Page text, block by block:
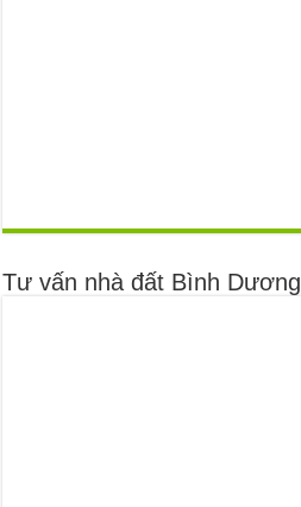
Tư vấn nhà đất Bình Dương